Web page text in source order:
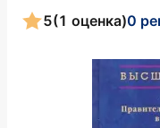
5(1 оценка)0